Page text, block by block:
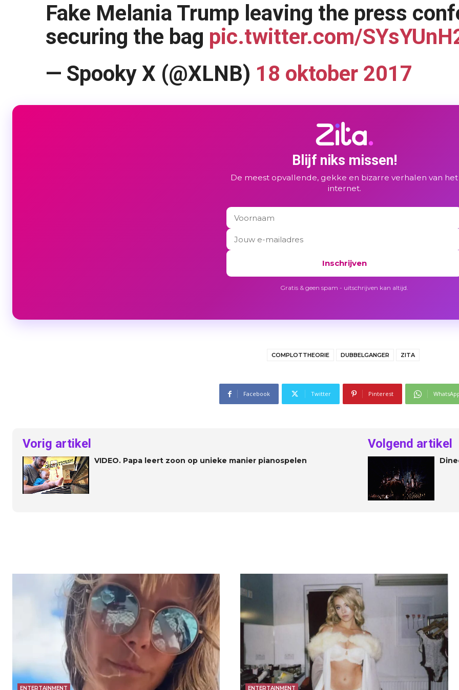
Fake Melania Trump leaving the press
securing the bag pic.twitter.com/
— Spooky X (@XLNB) 18 oktober 2017
Blijf niks missen!
De meest opvallende, gekke en bizarre verhalen van het
internet.
Inschrijven
Gratis & geen spam - uitschrijven kan altijd.
COMPLOTTHEORIE DUBBELGANGER ZITA
Facebook Twitter Pinterest
Vorig artikel
VIDEO. Papa leert zoon op unieke manier pianospelen
Volgend artikel
ENTERTAINMENT ENTERTAINMENT